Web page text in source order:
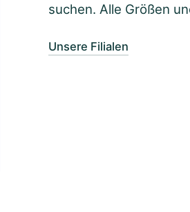
suchen. Alle Größen
Unsere Filialen